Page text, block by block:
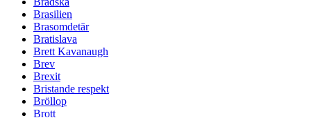
Brasilien
Brasomdetär
Bratislava
Brett Kavanaugh
Brev
Brexit
Bristande respekt
Bröllop
Brott